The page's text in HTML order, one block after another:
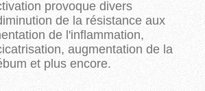
provoque divers
de la résistance aux
de l'inflammation,
augmentation de la
et plus encore.